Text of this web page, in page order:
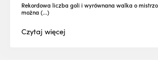
Rekordowa liczba goli i wyrównana walka o
można (...)
Czytajwięcej